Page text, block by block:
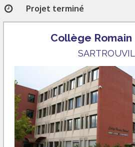
Projet terminé
Collège Romain